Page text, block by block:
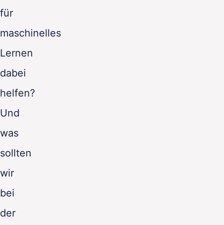
für
maschinelles
Lernen
dabei
helfen?
Und
was
sollten
wir
bei
der